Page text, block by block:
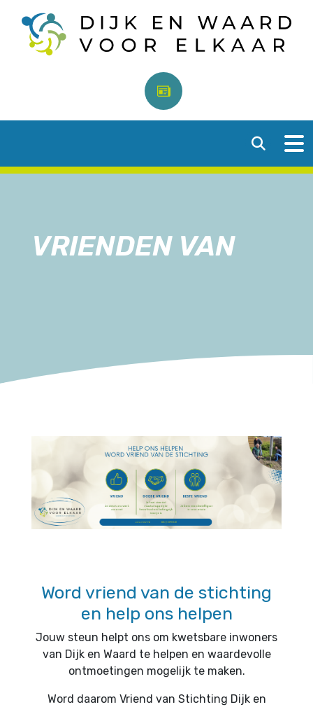
VRIENDEN VAN
Word vriend van de stichting
en help ons helpen
Jouw steun helpt ons om kwetsbare inwoners
van Dijk en Waard te helpen en waardevolle
ontmoetingen mogelijk te maken.
Word daarom Vriend van Stichting Dijk en